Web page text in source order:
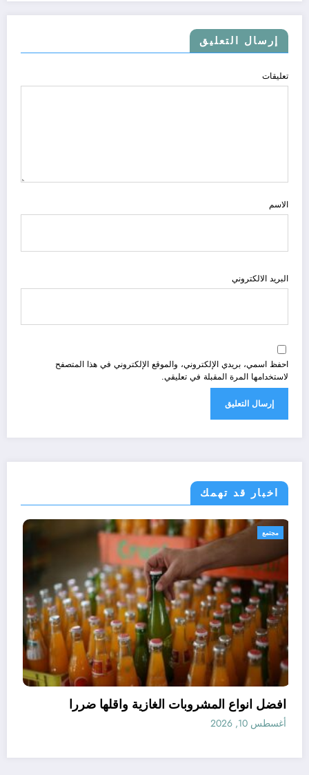
إرسال التعليق
تعليقات
الاسم
البريد الالكتروني
احفظ اسمي، بريدي الإلكتروني، والموقع الإلكتروني في هذا المتصفح
لاستخدامها المرة المقبلة في تعليقي.
اخبار قد تهمك
مجتمع
افضل انواع المشروبات الغازية